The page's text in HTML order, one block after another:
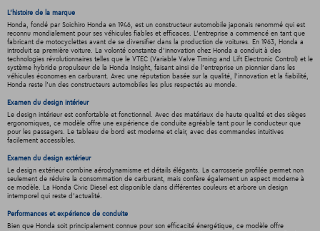
L'histoire de la marque
Honda, fondé par Soichiro Honda en 1946, est un constructeur automobile japonais renommé qui est
reconnu mondialement pour ses véhicules fiables et efficaces. L'entreprise a commencé en tant que
fabricant de motocyclettes avant de se diversifier dans la production de voitures. En 1963, Honda a
introduit sa première voiture. La volonté constante d'innovation chez Honda a conduit à des
technologies révolutionnaires telles que le VTEC (Variable Valve Timing and Lift Electronic Control) et le
système hybride propulseur de la Honda Insight, faisant ainsi de l'entreprise un pionnier dans les
véhicules économes en carburant. Avec une réputation basée sur la qualité, l'innovation et la fiabilité,
Honda reste l'un des constructeurs automobiles les plus respectés au monde.
Examen du design intérieur
Le design intérieur est confortable et fonctionnel. Avec des matériaux de haute qualité et des sièges
ergonomiques, ce modèle offre une expérience de conduite agréable tant pour le conducteur que
pour les passagers. Le tableau de bord est moderne et clair, avec des commandes intuitives
facilement accessibles.
Examen du design extérieur
Le design extérieur combine aérodynamisme et détails élégants. La carrosserie profilée permet non
seulement de réduire la consommation de carburant, mais confère également un aspect moderne à
ce modèle. La Honda Civic Diesel est disponible dans différentes couleurs et arbore un design
intemporel qui reste d'actualité.
Performances et expérience de conduite
Bien que Honda soit principalement connue pour son efficacité énergétique, ce modèle offre